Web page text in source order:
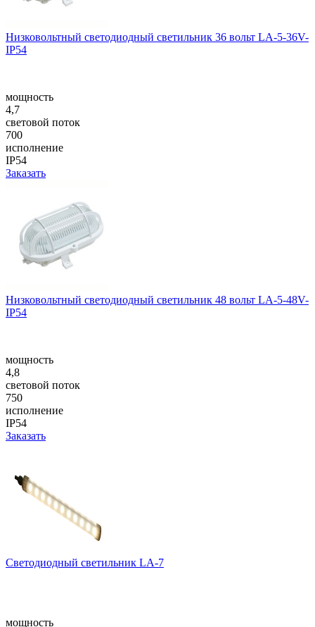
Низковольтный светодиодный светильник 36 вольт LA-5-36V-
IP54
мощность
4,7
световой поток
700
исполнение
IP54
Заказать
Низковольтный светодиодный светильник 48 вольт LA-5-48V-
IP54
мощность
4,8
световой поток
750
исполнение
IP54
Заказать
Светодиодный светильник LA-7
мощность